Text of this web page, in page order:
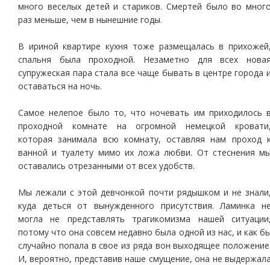
много веселых детей и стариков. Смертей было во
раз меньше, чем в нынешние годы.
В ириной квартире кухня тоже размещалась в
спальня была проходной. Незаметно для всех
супружеская пара стала все чаще бывать в центре города
оставаться на ночь.
Самое нелепое было то, что ночевать им приходилось
проходной комнате на огромной немецкой
которая занимала всю комнату, оставляя нам проход
ванной и туалету мимо их ложа любви. От стеснения
оставались отрезанными от всех удобств.
Мы лежали с этой девчонкой почти рядышком и не
куда деться от вынужденного присутствия. Ламинка
могла не представлять трагикомизма нашей
потому что она совсем недавно была одной из нас, и как
случайно попала в свое из ряда вон выходящее
И, вероятно, представив наше смущение, она не